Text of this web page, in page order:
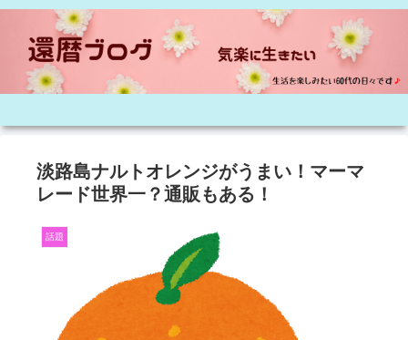
淡路島ナルトオレンジがうまい！マーマ
レード世界一？通販もある！
話題